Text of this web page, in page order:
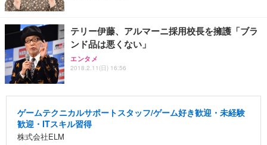
テリー伊藤、アルマーニ採用校長を擁護「ブラ
ンド品は悪くない」
エンタメ
2018.2.11(日) 16:56
ゲームテクニカルサポートスタッフ/ゲーム好き歓迎・未経験
歓迎・ITスキル習得
株式会社ELM